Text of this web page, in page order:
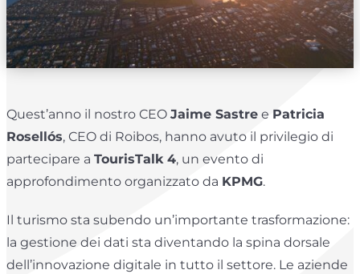
Quest’anno il nostro CEO Jaime Sastre e Patricia
Rosellós, CEO di Roibos, hanno avuto il privilegio di
partecipare a TourisTalk 4, un evento di
approfondimento organizzato da KPMG.
Il turismo sta subendo un’importante trasformazione:
la gestione dei dati sta diventando la spina dorsale
dell’innovazione digitale in tutto il settore. Le aziende